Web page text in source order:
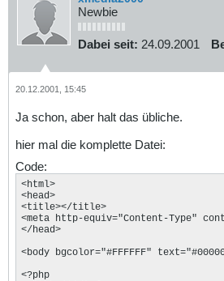
Newbie
Dabei seit: 24.09.2001
20.12.2001, 15:45
Ja schon, aber halt das übliche.
hier mal die komplette Datei:
Code:
<html>
<head>
<title></title>
<meta http-equiv="Content-Type"
</head>
<body bgcolor="#FFFFFF"
<?php